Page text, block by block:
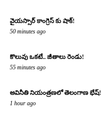
వైయస్సార్ కాంగ్రెస్ కు షాక్!
50 minutes ago
కొలువు ఒకటే.. జీతాలు రెండు!
55 minutes ago
అవినీతి నియంత్రణలో తెలంగాణ భేష్!
1 hour ago